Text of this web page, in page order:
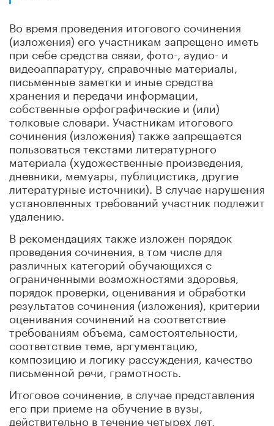
Во время проведения итогового сочинения
(изложения) его участникам запрещено иметь
при себе средства связи, фото-, аудио- и
видеоаппаратуру, справочные материалы,
письменные заметки и иные средства
хранения и передачи информации,
собственные орфографические и (или)
толковые словари. Участникам итогового
сочинения (изложения) также запрещается
пользоваться текстами литературного
материала (художественные произведения,
дневники, мемуары, публицистика, другие
литературные источники). В случае нарушения
установленных требований участник подлежит
удалению.
В рекомендациях также изложен порядок
проведения сочинения, в том числе для
различных категорий обучающихся с
ограниченными возможностями здоровья,
порядок проверки, оценивания и обработки
результатов сочинения (изложения), критерии
оценивания сочинений на соответствие
требованиям объема, самостоятельности,
соответствие теме, аргументацию,
композицию и логику рассуждения, качество
письменной речи, грамотность.
Итоговое сочинение, в случае представления
его при приеме на обучение в вузы,
действительно в течение четырех лет,